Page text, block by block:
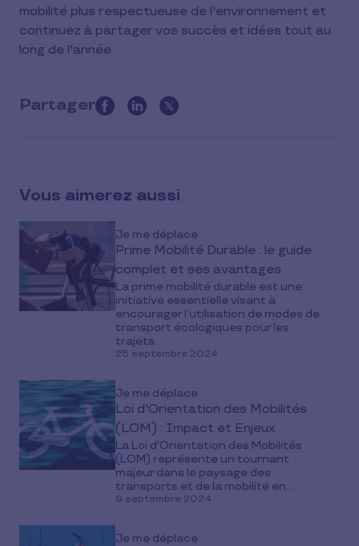
mobilité plus respectueuse de l'environnement et
continuez à partager vos succès et idées tout au
long de l'année.
Partager
this
media
Vous aimerez aussi
Je me déplace
Prime Mobilité Durable : le guide
complet et ses avantages
La prime mobilité durable est une
initiative essentielle visant à
encourager l’utilisation de modes de
transport écologiques pour les
trajets...
25 septembre 2024
Je me déplace
Loi d'Orientation des Mobilités
(LOM) : Impact et Enjeux
La Loi d'Orientation des Mobilités
(LOM) représente un tournant
majeur dans le paysage des
transports et de la mobilité en...
9 septembre 2024
Je me déplace